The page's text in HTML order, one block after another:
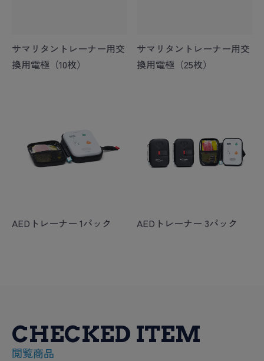
サマリタントレーナー用交
換用電極（10枚）
サマリタントレーナー用交
換用電極（25枚）
AEDトレーナー 1パック AEDトレーナー 3パック
CHECKED ITEM
閲覧商品